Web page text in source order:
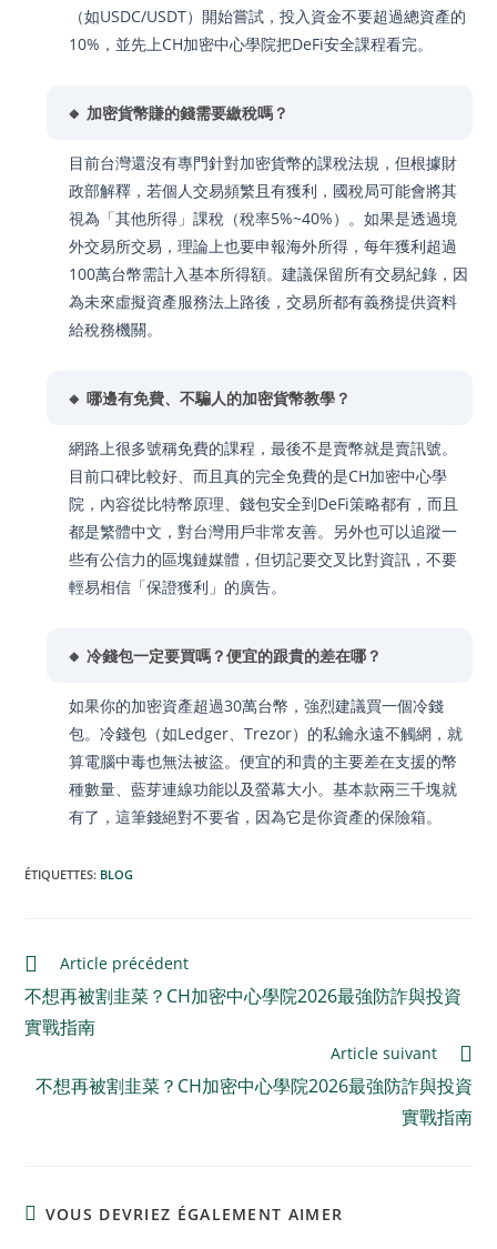
（如USDC/USDT）開始嘗試，投入資金不要超過總資產的
10%，並先上CH加密中心學院把DeFi安全課程看完。
🔸 加密貨幣賺的錢需要繳稅嗎？
目前台灣還沒有專門針對加密貨幣的課稅法規，但根據財
政部解釋，若個人交易頻繁且有獲利，國稅局可能會將其
視為「其他所得」課稅（稅率5%~40%）。如果是透過境
外交易所交易，理論上也要申報海外所得，每年獲利超過
100萬台幣需計入基本所得額。建議保留所有交易紀錄，因
為未來虛擬資產服務法上路後，交易所都有義務提供資料
給稅務機關。
🔸 哪邊有免費、不騙人的加密貨幣教學？
網路上很多號稱免費的課程，最後不是賣幣就是賣訊號。
目前口碑比較好、而且真的完全免費的是CH加密中心學
院，內容從比特幣原理、錢包安全到DeFi策略都有，而且
都是繁體中文，對台灣用戶非常友善。另外也可以追蹤一
些有公信力的區塊鏈媒體，但切記要交叉比對資訊，不要
輕易相信「保證獲利」的廣告。
🔸 冷錢包一定要買嗎？便宜的跟貴的差在哪？
如果你的加密資產超過30萬台幣，強烈建議買一個冷錢
包。冷錢包（如Ledger、Trezor）的私鑰永遠不觸網，就
算電腦中毒也無法被盜。便宜的和貴的主要差在支援的幣
種數量、藍芽連線功能以及螢幕大小。基本款兩三千塊就
有了，這筆錢絕對不要省，因為它是你資產的保險箱。
ÉTIQUETTES: BLOG
Article précédent
不想再被割韭菜？CH加密中心學院2026最強防詐與投資
實戰指南
Article suivant
不想再被割韭菜？CH加密中心學院2026最強防詐與投資
實戰指南
VOUS DEVRIEZ ÉGALEMENT AIMER